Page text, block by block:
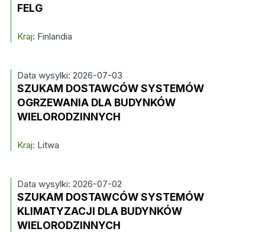
FELG
Kraj: Finlandia
Data wysylki: 2026-07-03
SZUKAM DOSTAWCÓW SYSTEMÓW
OGRZEWANIA DLA BUDYNKÓW
WIELORODZINNYCH
Kraj: Litwa
Data wysylki: 2026-07-02
SZUKAM DOSTAWCÓW SYSTEMÓW
KLIMATYZACJI DLA BUDYNKÓW
WIELORODZINNYCH